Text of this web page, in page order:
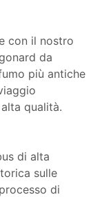
con il nostro
da
più antiche
qualità.
di alta
sulle
di